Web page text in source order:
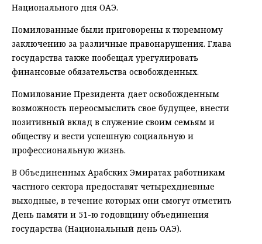
Национального дня ОАЭ.
Помилованные были приговорены к тюремному
заключению за различные правонарушения. Глава
государства также пообещал урегулировать
финансовые обязательства освобожденных.
Помилование Президента дает освобожденным
возможность переосмыслить свое будущее, внести
позитивный вклад в служение своим семьям и
обществу и вести успешную социальную и
профессиональную жизнь.
В Объединенных Арабских Эмиратах работникам
частного сектора предоставят четырехдневные
выходные, в течение которых они смогут отметить
День памяти и 51-ю годовщину объединения
государства (Национальный день ОАЭ).